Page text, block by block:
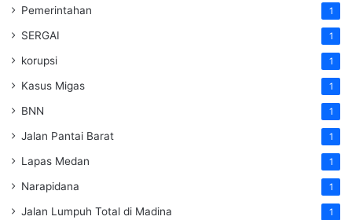
Pemerintahan 1
SERGAI 1
korupsi 1
Kasus Migas 1
BNN 1
Jalan Pantai Barat 1
Lapas Medan 1
Narapidana 1
Jalan Lumpuh Total di Madina 1